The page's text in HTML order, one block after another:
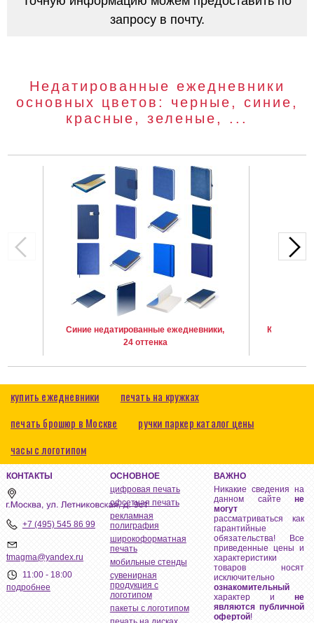
запросу в почту.
Недатированные ежедневники
основных цветов: черные, синие,
красные, зеленые, ...
Синие недатированные ежедневники,
24 оттенка
Красные
купить ежедневники
печать на кружках
печать брошюр в Москве
ручки паркер каталог цены
часы с логотипом
КОНТАКТЫ
+7 (495) 545 86 99
tmagma@yandex.ru
11:00 - 18:00
подробнее
ОСНОВНОЕ
цифровая печать
офсетная печать
рекламная
полиграфия
широкоформатная
печать
мобильные стенды
сувенирная
продукция с
логотипом
пакеты с логотипом
ВАЖНО
Никакие сведения на
данном сайтене
могут
рассматриваться как
гарантийные
обязательства! Все
приведенные цены и
характеристики
товаров носят
исключительно
ознакомительный
характер ине
являются публичной
офертой!